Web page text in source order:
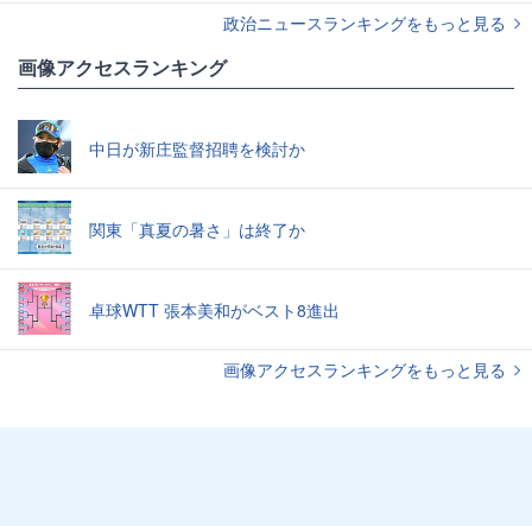
政治ニュースランキングをもっと見る
画像アクセスランキング
中日が新庄監督招聘を検討か
関東「真夏の暑さ」は終了か
卓球WTT 張本美和がベスト8進出
画像アクセスランキングをもっと見る